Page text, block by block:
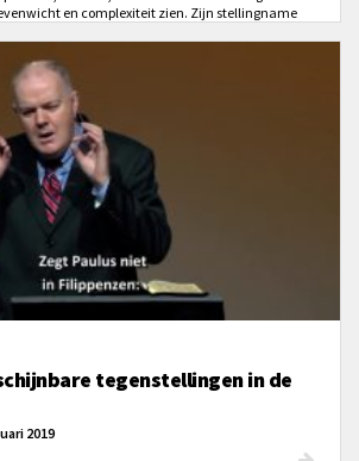
en complexiteit zien. Zijn stellingname
tegenstellingen in de
2019